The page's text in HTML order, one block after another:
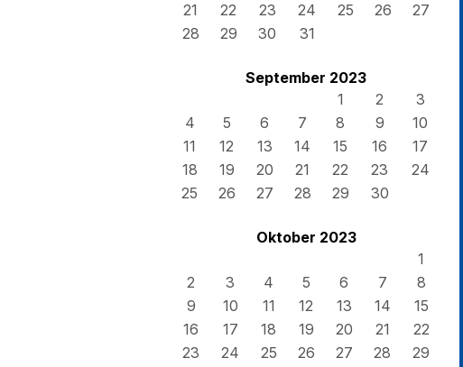
21
22 23 24 25 26
27
28
29 30 31
September 2023
1
2
3
4
5 6 7 8 9
10
11
12 13 14 15 16
17
18
19 20 21 22 23
24
25
26 27 28 29 30
Oktober 2023
1
2
3 4 5 6 7
8
9
10 11 12 13 14
15
16
17 18 19 20 21
22
23
24 25 26 27 28
29